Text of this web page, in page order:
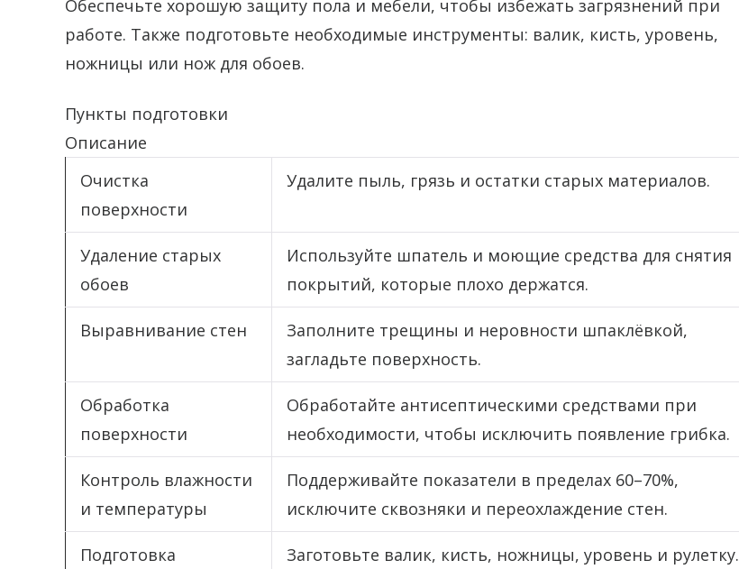
Обеспечьте хорошую защиту пола и мебели, чтобы избежать загрязнений при
работе. Также подготовьте необходимые инструменты: валик, кисть, уровень,
ножницы или нож для обоев.
Пункты подготовки
Описание
Очистка
поверхности
Удалите пыль, грязь и остатки старых материалов.
Удаление старых
обоев
Используйте шпатель и моющие средства для снятия
покрытий, которые плохо держатся.
Выравнивание стен
Заполните трещины и неровности шпаклёвкой,
загладьте поверхность.
Обработка
поверхности
Обработайте антисептическими средствами при
необходимости, чтобы исключить появление грибка.
Контроль влажности
и температуры
Поддерживайте показатели в пределах 60–70%,
исключите сквозняки и переохлаждение стен.
Подготовка
Заготовьте валик, кисть, ножницы, уровень и рулетку.